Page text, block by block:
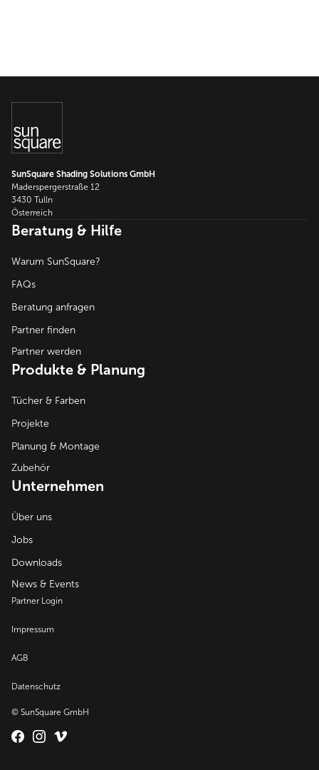
SunSquare Shading Solutions GmbH
Maderspergerstraße 12
3430 Tulln
Österreich
Beratung & Hilfe
Warum SunSquare?
FAQs
Beratung anfragen
Partner finden
Partner werden
Produkte & Planung
Tücher & Farben
Projekte
Planung & Montage
Zubehör
Unternehmen
Über uns
Jobs
Downloads
News & Events
Partner Login
Impressum
AGB
Datenschutz
© SunSquare GmbH